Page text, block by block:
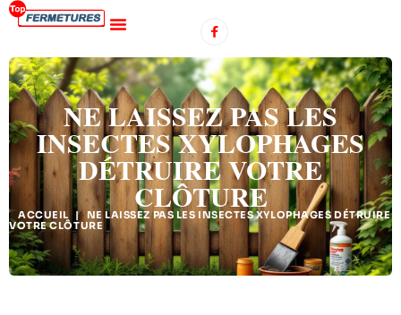
NE LAISSEZ PAS LES
INSECTES XYLOPHAGES
DÉTRUIRE VOTRE
CLÔTURE
ACCUEIL | NE LAISSEZ PAS LES INSECTES XYLOPHAGES DÉTRUIRE
VOTRE CLÔTURE